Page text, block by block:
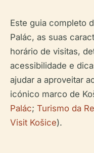
Este guia completo
Palác, as suas
horário de visitas,
acessibilidade e
ajudar a aproveitar
icónico marco de
Palác; Turismo da
Visit Košice).